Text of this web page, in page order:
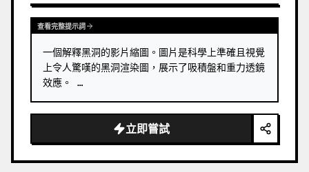
查看完整提示詞
一個解釋黑洞的影片縮圖。圖片是科學上準確且視覺
上令人驚嘆的黑洞渲染圖，展示了吸積盤和重力透鏡
效應。 …
立即嘗試